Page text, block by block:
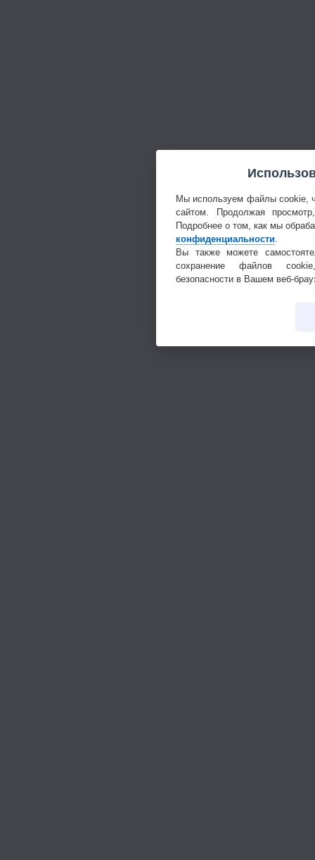
Мы используем файлы cookie,
сайтом. Продолжая
Подробнее о том, как мы
конфиденциальности
Вы также можете
сохранение файлов
безопасности в Вашем веб-